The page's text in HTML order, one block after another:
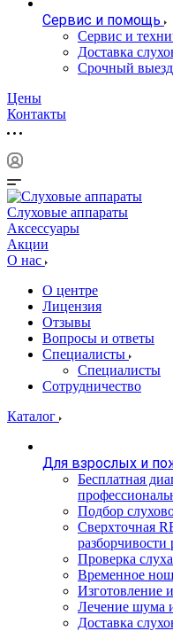
Сервис и помощь
Сервис и
Доставка
Срочный
Цены
Контакты
Слуховые аппараты
Аксессуары
Акции
О нас
О центре
Лицензия
Отзывы
Вопросы и ответы
Специалисты
Специалисты
Сотрудничество
Каталог
Для взрослых и
Бесплатная
Подбор
Сверхточная
разборчивости
Проверка
Временное
Изготовление
Лечение шума
Доставка